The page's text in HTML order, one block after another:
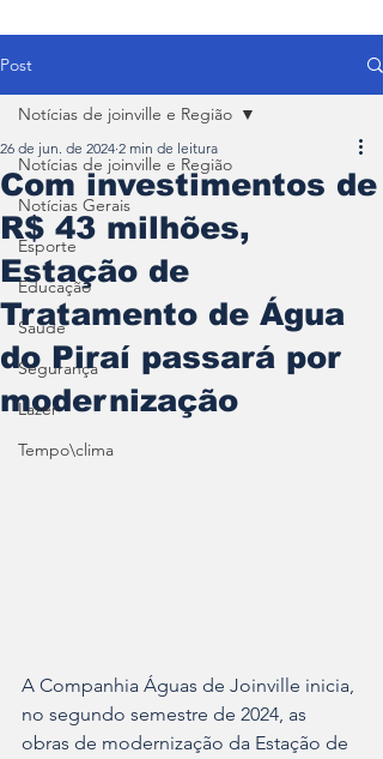
Post
Notícias de joinville e Região
Notícias Gerais
Esporte
Educação
Saúde
Segurança
Lazer
Tempo\clima
Notícias de joinville e Região
Com investimentos de
R$ 43 milhões,
Estação de
Tratamento de Água
do Piraí passará por
modernização
26 de jun. de 2024 2 min de leitura
A Companhia Águas de Joinville inicia,
no segundo semestre de 2024, as
obras de modernização da Estação de